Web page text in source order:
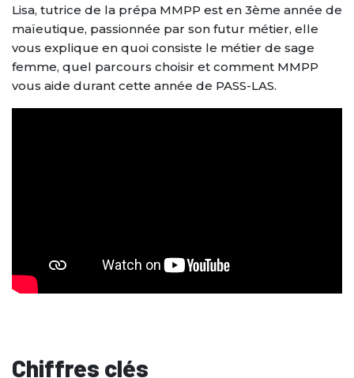
Mise à niveau PASS
oraux orthophonie
Résultats 2022-2023
Résultats 2021-2022
Résultats 2020-2021
ESPACE ETUDIANT
NOS BROCHURES
LES TARIFS
CONTACT
Lisa, tutrice de la prépa MMPP est en 3ème année de
maïeutique, passionnée par son futur métier, elle
vous explique en quoi consiste le métier de sage
femme, quel parcours choisir et comment MMPP
vous aide durant cette année de PASS-LAS.
Chiffres clés